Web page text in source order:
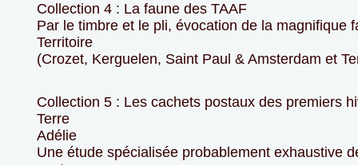
Collection 4 : La faune des TAAF
Par le timbre et le pli, évocation de la magnifique
Territoire
(Crozet, Kerguelen, Saint Paul & Amsterdam et
Collection 5 : Les cachets postaux des premiers
Terre
Adélie
Une étude spécialisée probablement exhaustive